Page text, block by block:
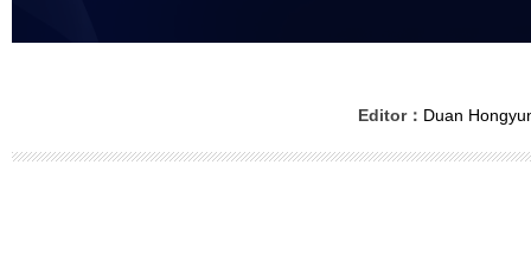
Editor： Duan